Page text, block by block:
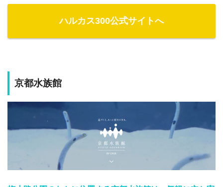
ハルカス300公式サイトへ
京都水族館